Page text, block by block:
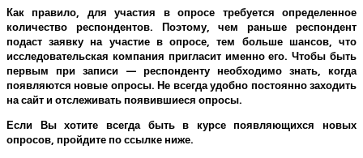
Как правило, для участия в опросе требуется определенное
количество респондентов. Поэтому, чем раньше респондент
подаст заявку на участие в опросе, тем больше шансов, что
исследовательская компания пригласит именно его.Чтобы быть
первым при записи — респонденту необходимо знать, когда
появляются новые опросы. Не всегда удобно постоянно заходить
на сайт и отслеживать появившиеся опросы.
Если Вы хотите всегда быть в курсе появляющихся новых
опросов, пройдите по ссылке ниже.